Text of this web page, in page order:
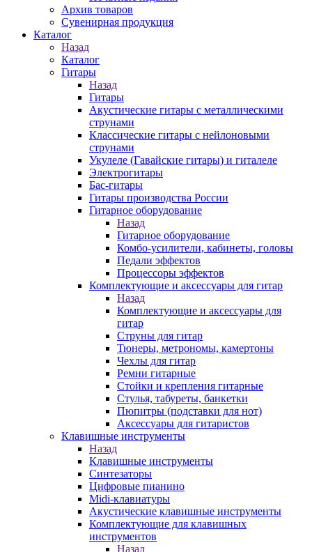
Архив товаров
Сувенирная продукция
Каталог
Назад
Каталог
Гитары
Назад
Гитары
Акустические гитары с металлическими
струнами
Классические гитары с нейлоновыми
струнами
Укулеле (Гавайские гитары) и гиталеле
Электрогитары
Бас-гитары
Гитары производства России
Гитарное оборудование
Назад
Гитарное оборудование
Комбо-усилители, кабинеты, головы
Педали эффектов
Процессоры эффектов
Комплектующие и аксессуары для гитар
Назад
Комплектующие и аксессуары для
гитар
Струны для гитар
Тюнеры, метрономы, камертоны
Чехлы для гитар
Ремни гитарные
Стойки и крепления гитарные
Стулья, табуреты, банкетки
Пюпитры (подставки для нот)
Аксессуары для гитаристов
Клавишные инструменты
Назад
Клавишные инструменты
Синтезаторы
Цифровые пианино
Midi-клавиатуры
Акустические клавишные инструменты
Комплектующие для клавишных
инструментов
Назад